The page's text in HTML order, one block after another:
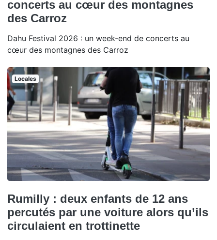
concerts au cœur des montagnes
des Carroz
Dahu Festival 2026 : un week-end de concerts au
cœur des montagnes des Carroz
Locales
Rumilly : deux enfants de 12 ans
percutés par une voiture alors qu’ils
circulaient en trottinette